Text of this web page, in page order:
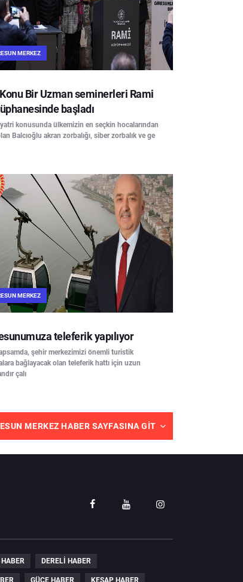
MERKEZ
Bir Uzman seminerleri Rami
başladı
konusunda ülkemizin en seçkin hocalarından
Balcıoğlu akran zorbalığı, siber zorbalık ve ge
MERKEZ
teleferik yapılıyor
şehir merkezimizi önemli turistik
bağlayacak olan teleferik hattı için uzun
çalı
MERKEZ HABER SAYFASINA GIT
DERELI HABER
GÜCE HABER KEŞAP HABER